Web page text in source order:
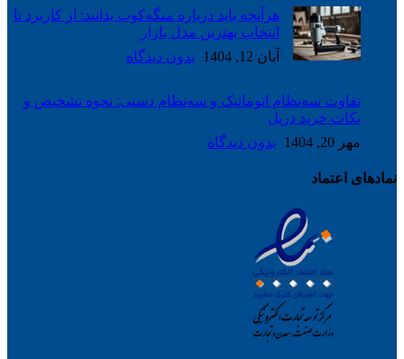
هرآنچه باید درباره منگه‌کوب بدانید: از کاربرد تا
انتخاب بهترین مدل بازار
آبان 12, 1404
بدون دیدگاه
تفاوت سه‌نظام اتوماتیک و سه‌نظام دستی: نحوه تشخیص و
نکات خرید دریل
مهر 20, 1404
بدون دیدگاه
نمادهای اعتماد